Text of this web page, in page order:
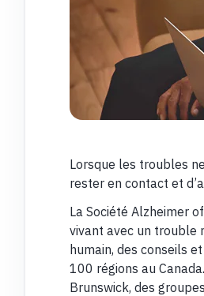
Lorsque les troubles
rester en contact et
La Société Alzheimer
vivant avec un trouble
humain, des conseils
100 régions au
Brunswick, des